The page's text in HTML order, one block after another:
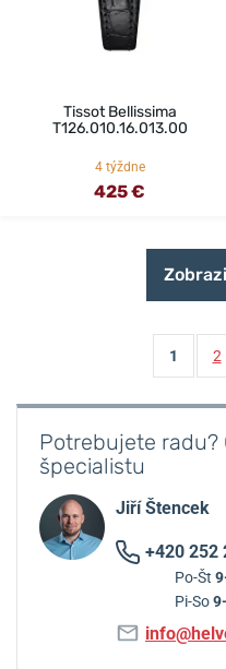
Tissot Bellissima
T126.010.16.013.00
4 týždne
425 €
1 2
Potrebujete radu?
špecialistu
Jiří Štencek
+420 252
Po-Št
Pi-So